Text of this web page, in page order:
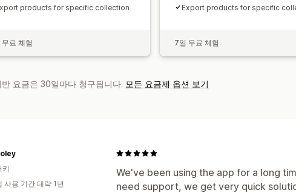
products for specific collection
료 체험
Export products for specific
7일 무료 체험
요금은 30일마다 청구됩니다. 모든 요금제 옵션 보기
We've been using the app for a long
need support, we get very quick
키
사용 기간 대략 1년